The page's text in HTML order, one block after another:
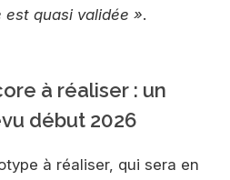
quasi validée ».
à réaliser : un
début 2026
à réaliser, qui sera en